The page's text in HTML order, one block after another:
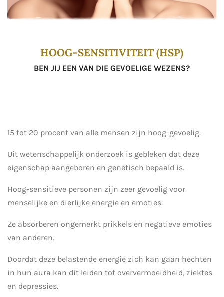
HOOG-SENSITIVITEIT (HSP)
BEN JIJ EEN VAN DIE GEVOELIGE WEZENS?
15 tot 20 procent van alle mensen zijn hoog-gevoelig.
Uit wetenschappelijk onderzoek is gebleken dat deze
eigenschap aangeboren en genetisch bepaald is.
Hoog-sensitieve personen zijn zeer gevoelig voor
menselijke en dierlijke energie en emoties.
Ze absorberen ongemerkt prikkels en negatieve emoties
van anderen.
Doordat deze belastende energie zich kan gaan hechten
in hun aura kan dit leiden tot oververmoeidheid, ziektes
en depressies.